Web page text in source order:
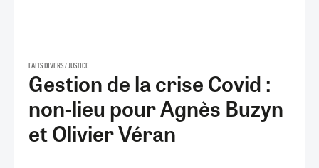
FAITS DIVERS / JUSTICE
Gestion de la crise Covid :
non-lieu pour Agnès Buzyn
et Olivier Véran